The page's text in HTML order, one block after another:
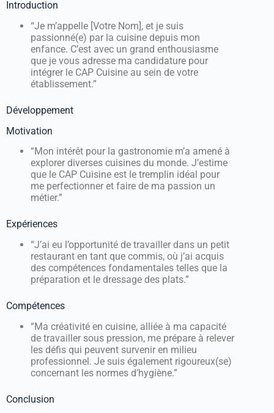
Introduction
“Je m’appelle [Votre Nom], et je suis
passionné(e) par la cuisine depuis mon
enfance. C’est avec un grand enthousiasme
que je vous adresse ma candidature pour
intégrer le CAP Cuisine au sein de votre
établissement.”
Développement
Motivation
“Mon intérêt pour la gastronomie m’a amené à
explorer diverses cuisines du monde. J’estime
que le CAP Cuisine est le tremplin idéal pour
me perfectionner et faire de ma passion un
métier.”
Expériences
“J’ai eu l’opportunité de travailler dans un petit
restaurant en tant que commis, où j’ai acquis
des compétences fondamentales telles que la
préparation et le dressage des plats.”
Compétences
“Ma créativité en cuisine, alliée à ma capacité
de travailler sous pression, me prépare à relever
les défis qui peuvent survenir en milieu
professionnel. Je suis également rigoureux(se)
concernant les normes d’hygiène.”
Conclusion